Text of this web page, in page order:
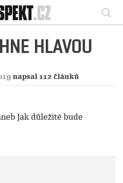
Respekt
HLAVOU
napsal 112 článků
Jak důležité bude